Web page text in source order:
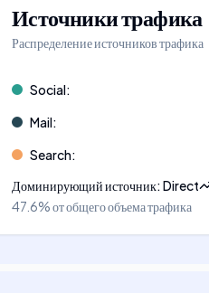
Источники трафика
Распределение источников трафика
Social:
Mail:
Search:
Доминирующий источник:Direct
47.6%от общего объема трафика